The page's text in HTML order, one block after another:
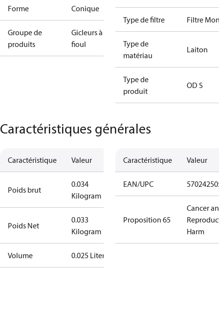
Forme Conique
Groupe de
produits
Gicleurs à
fioul
Type de filtre Filtre
Type de
matériau
Laiton
Type de
produit
OD S
Caractéristiques générales
Caractéristique Valeur
Poids brut
0.034
Kilogram
Poids Net
0.033
Kilogram
Volume 0.025 Liter
Caractéristique Valeur
EAN/UPC
Proposition 65
Cancer
Harm